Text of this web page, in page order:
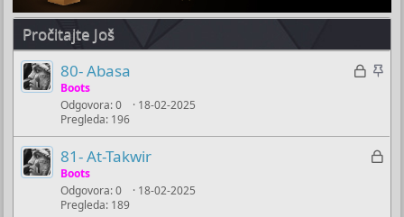
Pročitajte Još
Z
u
Z
e
80- Abasa
Boots
Odgovora 0
Pregleda 196
18-02-2025
Z
81- At-Takwir
Boots
Odgovora 0
Pregleda 189
18-02-2025